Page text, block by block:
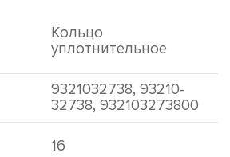
Кольцо
уплотнительное
9321032738, 93210-
32738, 932103273800
16